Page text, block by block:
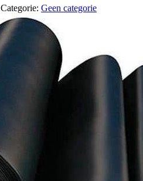
Categorie: Geen categorie